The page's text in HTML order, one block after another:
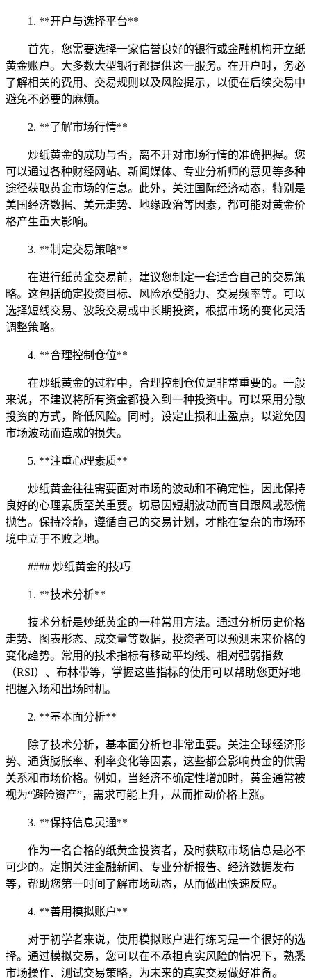
1. **开户与选择平台**
首先，您需要选择一家信誉良好的银行或金融机构开立纸
黄金账户。大多数大型银行都提供这一服务。在开户时，务必
了解相关的费用、交易规则以及风险提示，以便在后续交易中
避免不必要的麻烦。
2. **了解市场行情**
炒纸黄金的成功与否，离不开对市场行情的准确把握。您
可以通过各种财经网站、新闻媒体、专业分析师的意见等多种
途径获取黄金市场的信息。此外，关注国际经济动态，特别是
美国经济数据、美元走势、地缘政治等因素，都可能对黄金价
格产生重大影响。
3. **制定交易策略**
在进行纸黄金交易前，建议您制定一套适合自己的交易策
略。这包括确定投资目标、风险承受能力、交易频率等。可以
选择短线交易、波段交易或中长期投资，根据市场的变化灵活
调整策略。
4. **合理控制仓位**
在炒纸黄金的过程中，合理控制仓位是非常重要的。一般
来说，不建议将所有资金都投入到一种投资中。可以采用分散
投资的方式，降低风险。同时，设定止损和止盈点，以避免因
市场波动而造成的损失。
5. **注重心理素质**
炒纸黄金往往需要面对市场的波动和不确定性，因此保持
良好的心理素质至关重要。切忌因短期波动而盲目跟风或恐慌
抛售。保持冷静，遵循自己的交易计划，才能在复杂的市场环
境中立于不败之地。
#### 炒纸黄金的技巧
1. **技术分析**
技术分析是炒纸黄金的一种常用方法。通过分析历史价格
走势、图表形态、成交量等数据，投资者可以预测未来价格的
变化趋势。常用的技术指标有移动平均线、相对强弱指数
（RSI）、布林带等，掌握这些指标的使用可以帮助您更好地
把握入场和出场时机。
2. **基本面分析**
除了技术分析，基本面分析也非常重要。关注全球经济形
势、通货膨胀率、利率变化等因素，这些都会影响黄金的供需
关系和市场价格。例如，当经济不确定性增加时，黄金通常被
视为“避险资产”，需求可能上升，从而推动价格上涨。
3. **保持信息灵通**
作为一名合格的纸黄金投资者，及时获取市场信息是必不
可少的。定期关注金融新闻、专业分析报告、经济数据发布
等，帮助您第一时间了解市场动态，从而做出快速反应。
4. **善用模拟账户**
对于初学者来说，使用模拟账户进行练习是一个很好的选
择。通过模拟交易，您可以在不承担真实风险的情况下，熟悉
市场操作、测试交易策略，为未来的真实交易做好准备。